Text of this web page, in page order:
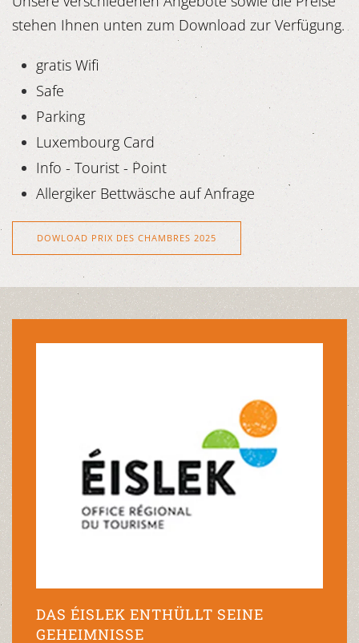
stehen Ihnen unten zum Download zur Verfügung.
gratis Wifi
Safe
Parking
Luxembourg Card
Info - Tourist - Point
Allergiker Bettwäsche auf Anfrage
DOWLOAD PRIX DES CHAMBRES 2025
DAS ÉISLEK ENTHÜLLT SEINE
GEHEIMNISSE